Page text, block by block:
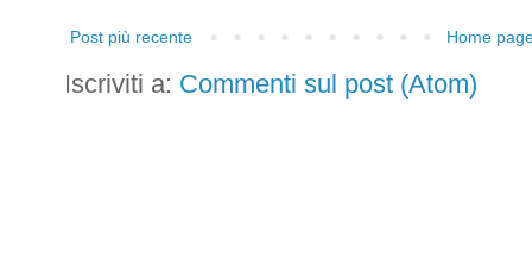
Post più recente Home
Iscriviti a: Commenti sul post (Atom)